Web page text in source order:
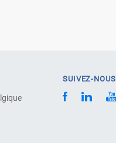
SUIVEZ-NOUS